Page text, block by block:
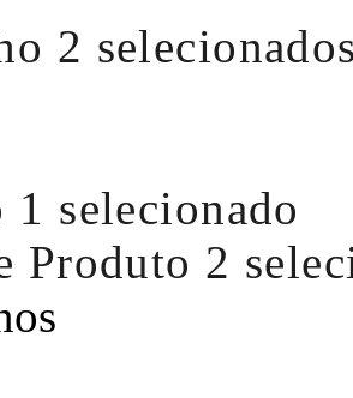
2
1 selecionado
Produto 2